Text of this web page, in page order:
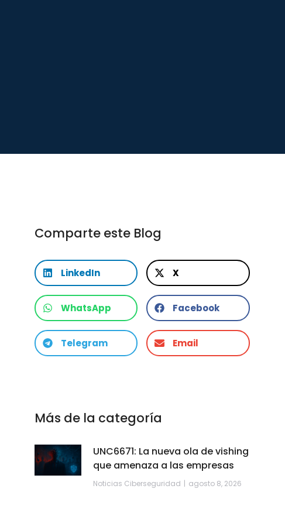
Comparte este Blog
LinkedIn X
WhatsApp Facebook
Telegram Email
Más de la categoría
UNC6671: La nueva ola de vishing
que amenaza a las empresas
Noticias Ciberseguridad agosto 8, 2026